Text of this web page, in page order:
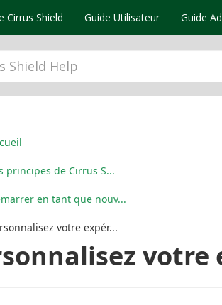
Cirrus Shield Guide Utilisateur Guide
principes de Cirrus S...
en tant que nouv...
votre expér...
votre